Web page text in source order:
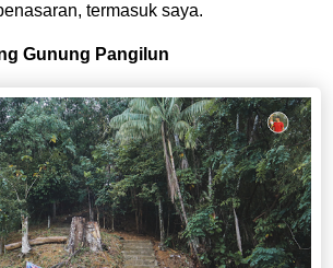
termasuk saya.
Gunung Pangilun